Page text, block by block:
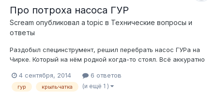
Про потроха насоса ГУР
Scream опубликовал a topic в Технические вопросы и
ответы
Раздобыл специнструмент, решил перебрать насос ГУРа на
Чирке. Который на нём родной когда-то стоял. Всё аккуратно
Крыльчатка вывалилась и все ламельки-лопасти тоже.
Имеет ли смысл такой агрегат собирать обратно (собсно
4 сентября, 2014 6 ответов
гур крыльчатка (и ещё 1 )